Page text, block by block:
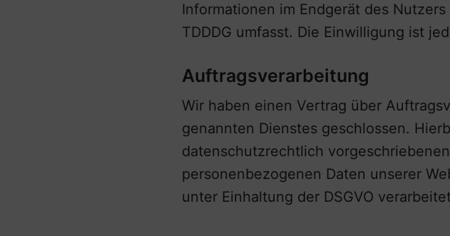
Informationen im Endgerät des
TDDDG umfasst. Die Einwilligung ist
Auftragsverarbeitung
Wir haben einen Vertrag über
genannten Dienstes geschlossen.
datenschutzrechtlich
personenbezogenen Daten unserer
unter Einhaltung der DSGVO